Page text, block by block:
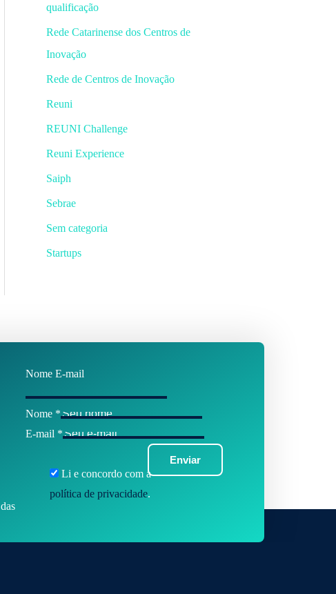
qualificação
Rede Catarinense dos Centros de
Inovação
Rede de Centros de Inovação
Reuni
REUNI Challenge
Reuni Experience
Saiph
Sebrae
Sem categoria
Startups
das
Nome E-mail
Nome *
E-mail *
Enviar
Li e concordo com a
política de privacidade.